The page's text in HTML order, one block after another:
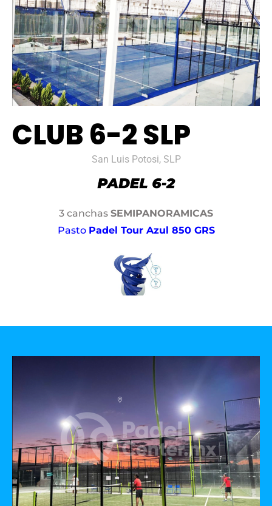
CLUB 6-2 SLP
San Luis Potosi, SLP
3 canchas SEMIPANORAMICAS
Pasto Padel Tour Azul 850 GRS